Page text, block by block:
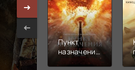
Пункт
назначения: